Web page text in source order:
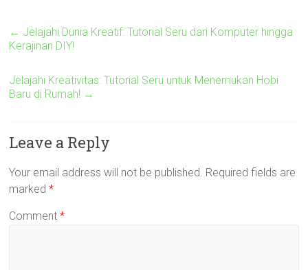
← Jelajahi Dunia Kreatif: Tutorial Seru dari Komputer hingga
Kerajinan DIY!
Jelajahi Kreativitas: Tutorial Seru untuk Menemukan Hobi
Baru di Rumah! →
Leave a Reply
Your email address will not be published. Required fields are
marked*
Comment*